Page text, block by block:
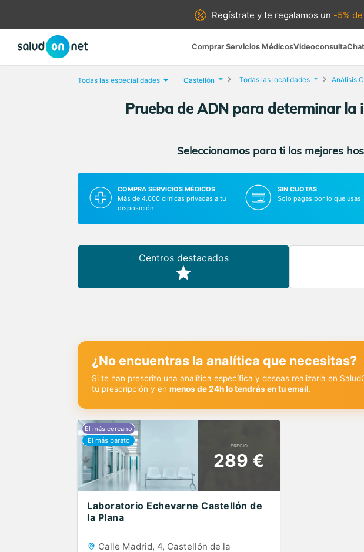
Regístrate yte regalamos un -5%
Comprar Servicios MédicosVideoconsulta
Todas las especialidades Castellón Todas las localidades Análisis
Prueba de ADN para determinar
Seleccionamos para ti los mejores
COMPRA SERVICIOS MÉDICOS
Más de 4.000 clínicas privadas a tu
disposición
SIN CUOTAS
Solo pagas por lo que usas
Centros destacados
¿No encuentras la analítica que necesitas?
Si te han prescrito una analítica específica y deseas realizarla en
tu prescripción y en menos de 24h lo tendrás en tu email.
PRECIO
289 €
Laboratorio Echevarne Castellón de
la Plana
Calle Madrid, 4, Castellón de la